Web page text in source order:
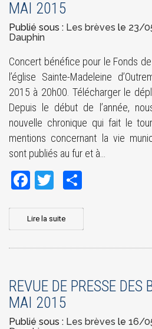
MAI 2015
Publié sous : Les brèves le 23/
Dauphin
Concert bénéfice pour le Fonds
l’église Sainte-Madeleine
2015 à 20h00. Télécharger le
Depuis le début de l’année,
nouvelle chronique qui fait le
mentions concernant la vie
sont publiés au fur et à…
FacebookTwitter
Lire la suite
REVUE DE PRESSE DES
MAI 2015
Publié sous : Les brèves le 16/